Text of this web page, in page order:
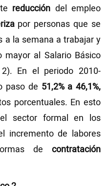
reducción del empleo
por personas que se
a la semana a trabajar y
al Salario Básico
En el periodo 2010-
paso de 51,2% a 46,1%,
porcentuales. En esto
sector formal en los
incremento de labores
de contratación